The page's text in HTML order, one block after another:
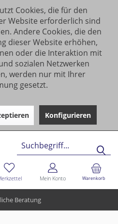
Cookies, die für den
Website erforderlich sind
Andere Cookies, die den
dieser Website erhöhen,
oder die Interaktion mit
sozialen Netzwerken
werden nur mit Ihrer
gesetzt.
Konfigurieren
Beratung
Warenkorb
Mein Konto